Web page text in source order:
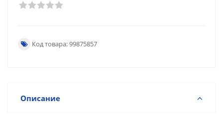
Код товара: 99875857
Описание